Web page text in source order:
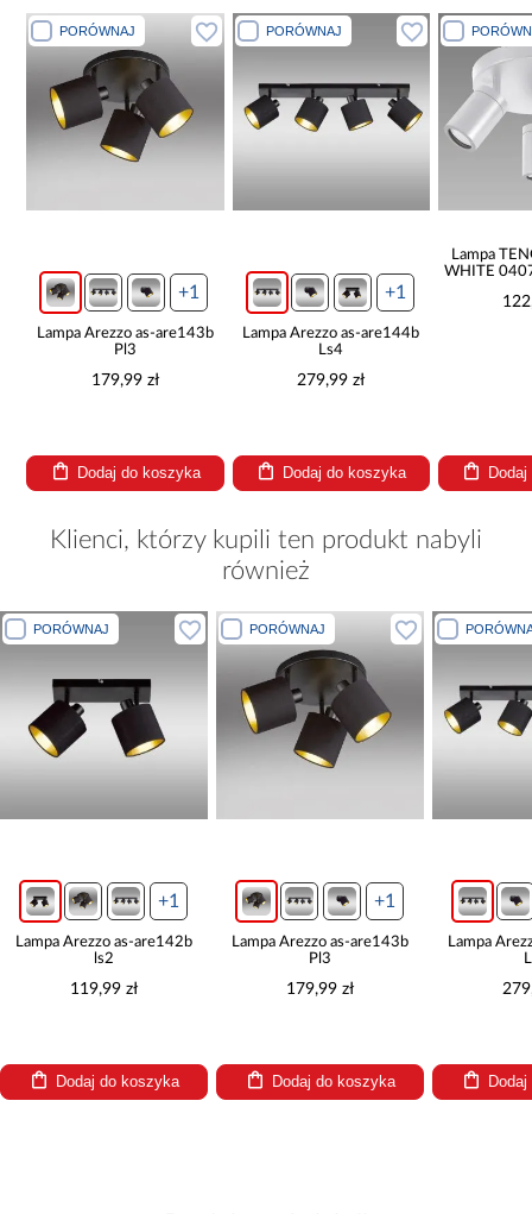
PORÓWNAJ
+1
Lampa Arezzo as-are143b
Pl3
179,99 zł
Dodaj do koszyka
PORÓWNAJ
+1
Lampa Arezzo as-are144b
Ls4
279,99 zł
Dodaj do koszyka
Lampa
WHITE
Klienci, którzy kupili ten produkt nabyli
również
PORÓWNAJ
+1
Lampa Arezzo as-are142b
ls2
119,99 zł
Dodaj do koszyka
PORÓWNAJ
+1
Lampa Arezzo as-are143b
Pl3
179,99 zł
Dodaj do koszyka
Lampa